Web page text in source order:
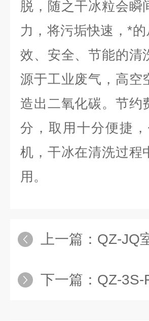
脱，随之干冰粒会瞬
力，将污垢快速，*
效、安全、节能的清
源于工业废气，高空
造出二氧化碳。节
分，取用十分便捷
机，干冰在清洗过程
用。
上一篇： QZ-JQ室
下一篇： QZ-3S-